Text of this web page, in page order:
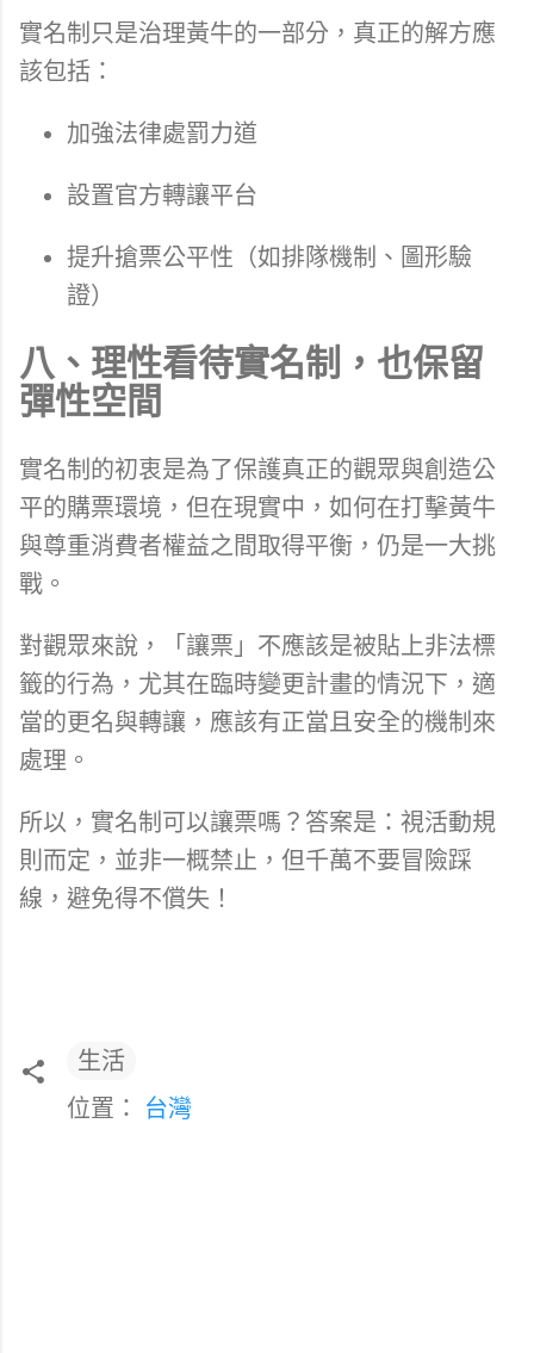
實名制只是治理黃牛的一部分，真正的解方應
該包括：
加強法律處罰力道
設置官方轉讓平台
提升搶票公平性（如排隊機制、圖形驗
證）
八、理性看待實名制，也保留
彈性空間
實名制的初衷是為了保護真正的觀眾與創造公
平的購票環境，但在現實中，如何在打擊黃牛
與尊重消費者權益之間取得平衡，仍是一大挑
戰。
對觀眾來說，「讓票」不應該是被貼上非法標
籤的行為，尤其在臨時變更計畫的情況下，適
當的更名與轉讓，應該有正當且安全的機制來
處理。
所以，實名制可以讓票嗎？答案是：視活動規
則而定，並非一概禁止，但千萬不要冒險踩
線，避免得不償失！
生活
位置： 台灣